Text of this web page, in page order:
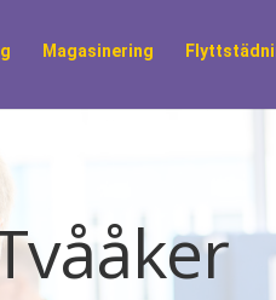
Magasinering